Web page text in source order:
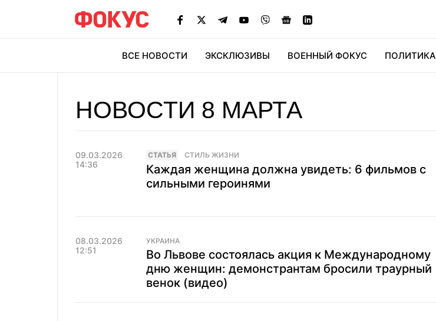
ВСЕ НОВОСТИ ЭКСКЛЮЗИВЫ ВОЕННЫЙ ФОКУС ПОЛИТИКА
НОВОСТИ 8 МАРТА
09.03.2026
14:36
CТАТЬЯ СТИЛЬ ЖИЗНИ
Каждая женщина должна увидеть: 6 фильмов с
сильными героинями
08.03.2026
12:51
УКРАИНА
Во Львове состоялась акция к Международному
дню женщин: демонстрантам бросили траурный
венок (видео)